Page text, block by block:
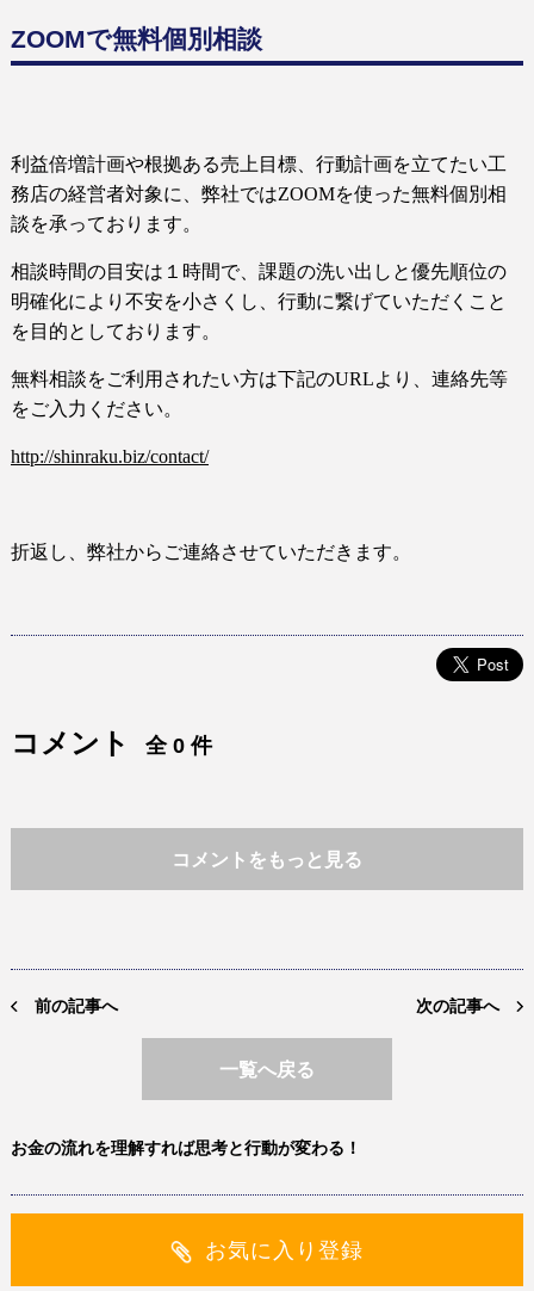
ZOOMで無料個別相談
利益倍増計画や根拠ある売上目標、行動計画を立てたい工
務店の経営者対象に、弊社ではZOOMを使った無料個別相
談を承っております。
相談時間の目安は１時間で、課題の洗い出しと優先順位の
明確化により不安を小さくし、行動に繋げていただくこと
を目的としております。
無料相談をご利用されたい方は下記のURLより、連絡先等
をご入力ください。
http://shinraku.biz/contact/
折返し、弊社からご連絡させていただきます。
コメント 全 0 件
コメントをもっと見る
前の記事へ 次の記事へ
一覧へ戻る
お金の流れを理解すれば思考と行動が変わる！
お気に入り登録